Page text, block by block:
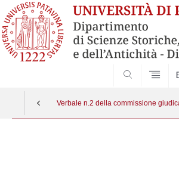
Verbale n.2 della commissione